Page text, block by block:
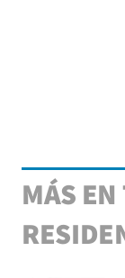
MÁS